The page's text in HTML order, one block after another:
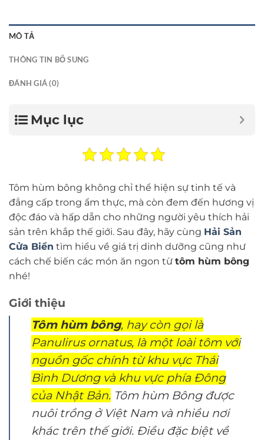
MÔ TẢ
THÔNG TIN BỔ SUNG
ĐÁNH GIÁ (0)
Mục lục
Tôm hùm bông không chỉ thể hiện sự tinh tế và
đẳng cấp trong ẩm thực, mà còn đem đến hương vị
độc đáo và hấp dẫn cho những người yêu thích hải
sản trên khắp thế giới. Sau đây, hãy cùng Hải Sản
Cửa Biển tìm hiểu về giá trị dinh dưỡng cũng như
cách chế biến các món ăn ngon từ tôm hùm bông
nhé!
Giới thiệu
Tôm hùm bông, hay còn gọi là
Panulirus ornatus, là một loài tôm với
nguồn gốc chính từ khu vực Thái
Bình Dương và khu vực phía Đông
của Nhật Bản. Tôm hùm Bông được
nuôi trồng ở Việt Nam và nhiều nơi
khác trên thế giới. Điều đặc biệt về